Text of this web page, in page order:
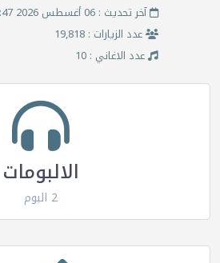
آخر تحديث : 06 أغسطس 2026 04:47 م
عدد الزيارات : 19,818
عدد الاغاني : 10
الالبومات
2 البوم